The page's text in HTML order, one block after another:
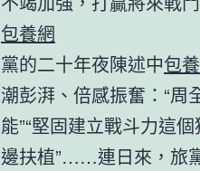
包養網
黨的二十年夜陳述中包養
潮彭湃、倍感振奮：“周
能”“堅固建立戰斗力這
邊扶植”……連日來，旅